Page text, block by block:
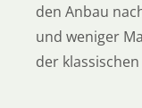
den Anbau
und weniger
der